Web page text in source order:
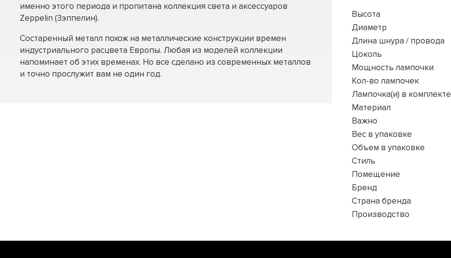
именно этого периода и пропитана коллекция света и аксессуаров
Zeppelin (Зэппелин).
Состаренный металл похож на металлические конструкции времен
индустриального расцвета Европы. Любая из моделей коллекции
напоминает об этих временах. Но все сделано из современных металлов
и точно прослужит вам не один год.
Высота
Диаметр
Длина шнура / провода
Цоколь
Мощность лампочки
Кол-во лампочек
Лампочка(и) в комплекте
Материал
Важно
Вес в упаковке
Объем в упаковке
Стиль
Помещение
Бренд
Страна бренда
Производство